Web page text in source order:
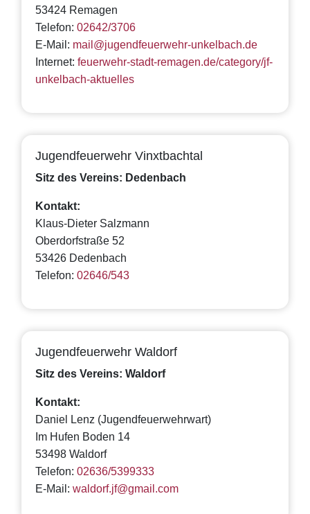
53424 Remagen
Telefon: 02642/3706
E-Mail: mail@jugendfeuerwehr-unkelbach.de
Internet: feuerwehr-stadt-remagen.de/category/jf-
unkelbach-aktuelles
Jugendfeuerwehr Vinxtbachtal
Sitz des Vereins: Dedenbach
Kontakt:
Klaus-Dieter Salzmann
Oberdorfstraße 52
53426 Dedenbach
Telefon: 02646/543
Jugendfeuerwehr Waldorf
Sitz des Vereins: Waldorf
Kontakt:
Daniel Lenz (Jugendfeuerwehrwart)
Im Hufen Boden 14
53498 Waldorf
Telefon: 02636/5399333
E-Mail: waldorf.jf@gmail.com